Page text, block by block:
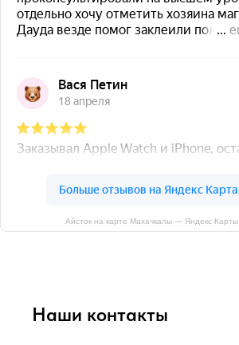
Айсток на карте Махачкалы — Яндекс Карты
Наши контакты